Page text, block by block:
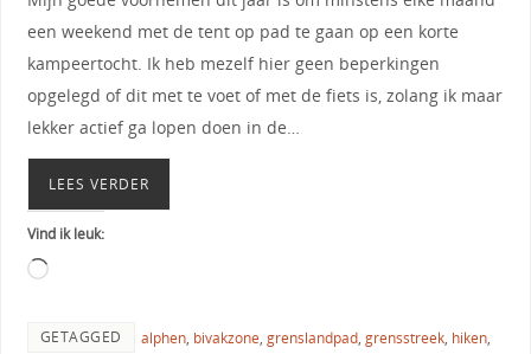
een weekend met de tent op pad te gaan op een korte
kampeertocht. Ik heb mezelf hier geen beperkingen
opgelegd of dit met te voet of met de fiets is, zolang ik maar
lekker actief ga lopen doen in de…
LEES VERDER
Vind ik leuk:
GETAGGED alphen, bivakzone, grenslandpad, grensstreek, hiken,